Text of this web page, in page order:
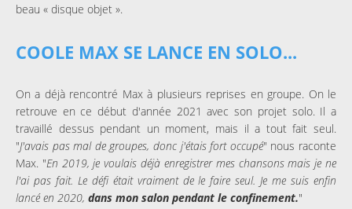
beau « disque objet ».
COOLE MAX SE LANCE EN SOLO...
On a déjà rencontré Max à plusieurs reprises en groupe. On le
retrouve en ce début d'année 2021 avec son projet solo. Il a
travaillé dessus pendant un moment, mais il a tout fait seul.
"J'avais pas mal de groupes, donc j'étais fort occupé" nous raconte
Max. "En 2019, je voulais déjà enregistrer mes chansons mais je ne
l'ai pas fait. Le défi était vraiment de le faire seul. Je me suis enfin
lancé en 2020, dans mon salon pendant le confinement."